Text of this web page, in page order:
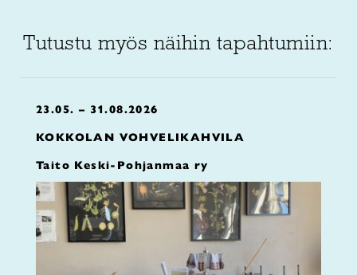
Tutustu myös näihin tapahtumiin:
23.05. – 31.08.2026
KOKKOLAN VOHVELIKAHVILA
Taito Keski-Pohjanmaa ry